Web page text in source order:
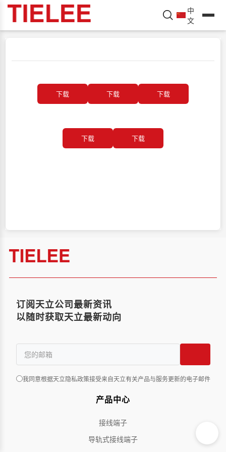
中
文
下载 下载 下载
下载 下载
订阅天立公司最新资讯
以随时获取天立最新动向
我同意根据天立隐私政策接受来自天立有关产品与服务更新的电子邮件
产品中心
接线端子
导轨式接线端子